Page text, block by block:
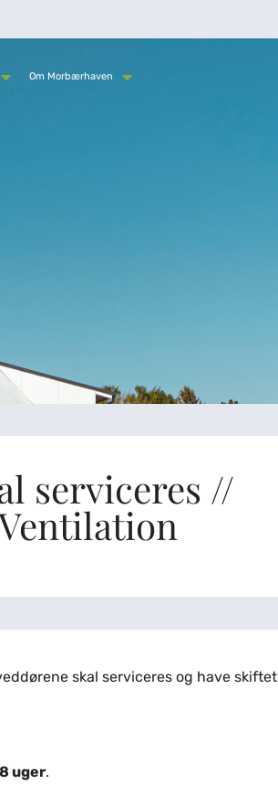
Om Morbærhaven
serviceres //
skal serviceres og have skiftet
uger.